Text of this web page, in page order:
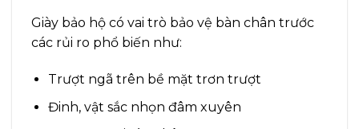
Giày bảo hộ có vai trò bảo vệ bàn chân trước
các rủi ro phổ biến như:
Trượt ngã trên bề mặt trơn trượt
Đinh, vật sắc nhọn đâm xuyên